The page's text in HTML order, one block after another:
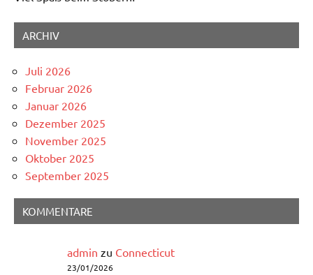
ARCHIV
Juli 2026
Februar 2026
Januar 2026
Dezember 2025
November 2025
Oktober 2025
September 2025
KOMMENTARE
admin zu Connecticut
23/01/2026